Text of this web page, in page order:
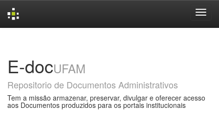
E-docUFAM
Repositorio de Documentos Administrativos
Tem a missão armazenar, preservar, divulgar e oferecer acesso
aos Documentos produzidos para os portais institucionais